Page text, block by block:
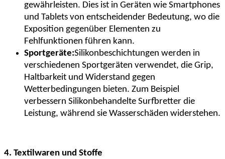
gewährleisten. Dies ist in Geräten wie Smartphones
und Tablets von entscheidender Bedeutung, wo die
Exposition gegenüber Elementen zu
Fehlfunktionen führen kann.
Sportgeräte:Silikonbeschichtungen werden in
verschiedenen Sportgeräten verwendet, die Grip,
Haltbarkeit und Widerstand gegen
Wetterbedingungen bieten. Zum Beispiel
verbessern Silikonbehandelte Surfbretter die
Leistung, während sie Wasserschäden widerstehen.
4. Textilwaren und Stoffe